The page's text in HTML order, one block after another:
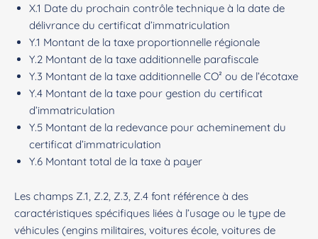
X.1 Date du prochain contrôle technique à la date de
délivrance du certificat d’immatriculation
Y.1 Montant de la taxe proportionnelle régionale
Y.2 Montant de la taxe additionnelle parafiscale
Y.3 Montant de la taxe additionnelle CO² ou de l’écotaxe
Y.4 Montant de la taxe pour gestion du certificat
d’immatriculation
Y.5 Montant de la redevance pour acheminement du
certificat d’immatriculation
Y.6 Montant total de la taxe à payer
Les champs Z.1, Z.2, Z.3, Z.4 font référence à des
caractéristiques spécifiques liées à l’usage ou le type de
véhicules (engins militaires, voitures école, voitures de